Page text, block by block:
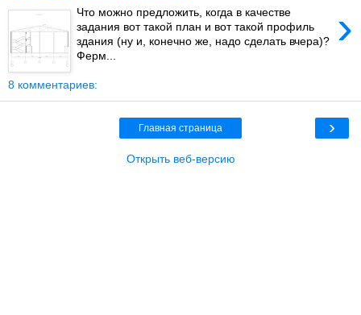
›
Что можно предложить, когда в качестве
задания вот такой план и вот такой профиль
здания (ну и, конечно же, надо сделать вчера)?
Ферм...
8 комментариев:
›
Главная страница
Открыть веб-версию